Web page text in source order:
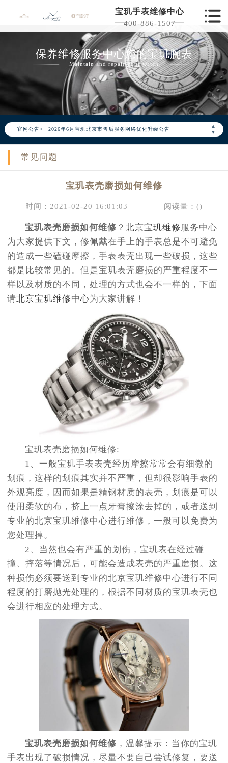
宝玑手表维修中心
400-886-1507
保养维修服务中心您的宝玑腕表
Maintain and repair your watch
官网公告>
▲
▼
2026年6月宝玑北京市售后服务网络优化升级公告
2026年6月北京市宝玑官方售后客户服务热线：400-886-1507
2026年6月宝玑售后服务中心最新网点地址：
节假日正常营业！
常见问题
宝玑表壳磨损如何维修
时间：2021-02-20 16:01:03 阅读量：()
宝玑表壳磨损如何维修 ？ 北京宝玑维修 服务中心
为大家提供下文，修佩戴在手上的手表总是不可避免
的造成一些磕碰摩擦，手表表壳出现一些破损，这些
都是比较常见的。但是宝玑表壳磨损的严重程度不一
样以及材质的不同，处理的方式也会不一样的，下面
请北京宝玑维修中心为大家讲解！
宝玑表壳磨损如何维修:
1、一般宝玑手表表壳经历摩擦常常会有细微的
划痕，这样的划痕其实并不严重，但却很影响手表的
外观亮度，因而如果是精钢材质的表壳，划痕是可以
使用柔软的布，挤上一点牙膏擦涂去掉的，或者送到
专业的北京宝玑维修中心进行维修，一般可以免费为
您处理掉。
2、当然也会有严重的划伤，宝玑表在经过碰
撞、摔落等情况后，可能会造成表壳的严重磨损。这
种损伤必须要送到专业的北京宝玑维修中心进行不同
程度的打磨抛光处理的，根据不同材质的宝玑表壳也
会进行相应的处理方式。
宝玑表壳磨损如何维修 ，温馨提示：当你的宝玑
手表出现了破损情况，尽量不要自己尝试修复，要送